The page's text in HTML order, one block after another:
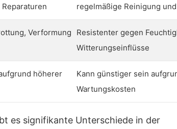
regelmäßige Reinigung
Verformung
Resistenter gegen
Witterungseinflüsse
höherer
Kann günstiger sein
Wartungskosten
es signifikante Unterschiede in der